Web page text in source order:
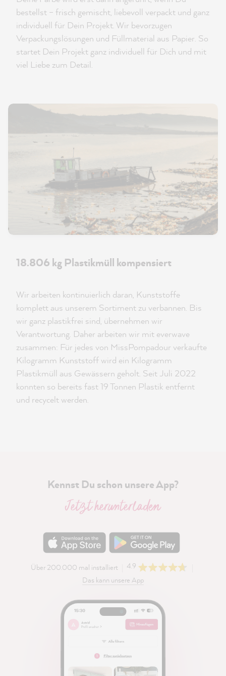
bestellst – frisch gemischt, liebevoll verpackt und ganz
individuell für Dein Projekt. Wir bevorzugen
Verpackungslösungen und Füllmaterial aus Papier. So
startet Dein Projekt ganz individuell für Dich und mit
viel Liebe zum Detail.
18.806 kg Plastikmüll kompensiert
Wir arbeiten kontinuierlich daran, Kunststoffe
komplett aus unserem Sortiment zu verbannen. Bis
wir ganz plastikfrei sind, übernehmen wir
Verantwortung. Daher arbeiten wir mit everwave
zusammen: Für jedes von MissPompadour verkaufte
Kilogramm Kunststoff wird ein Kilogramm
Plastikmüll aus Gewässern geholt. Seit Juli 2022
konnten so bereits fast 19 Tonnen Plastik entfernt
und recycelt werden.
Kennst Du schon unsere App?
Jetzt herunterladen
Über 200.000 mal installiert
4.9
Das kann unsere App